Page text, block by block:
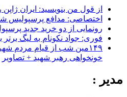
از قول من بنویسید: ایران
اختصاصی: مدافع پرسپولیس
رونمایی از دو خرید جدید
فوری: جواد نکونام به لیگ
۱۴۹مین شب از قیام مردم
خونخواهی رهبر شهید + تصاویر
مدیر :